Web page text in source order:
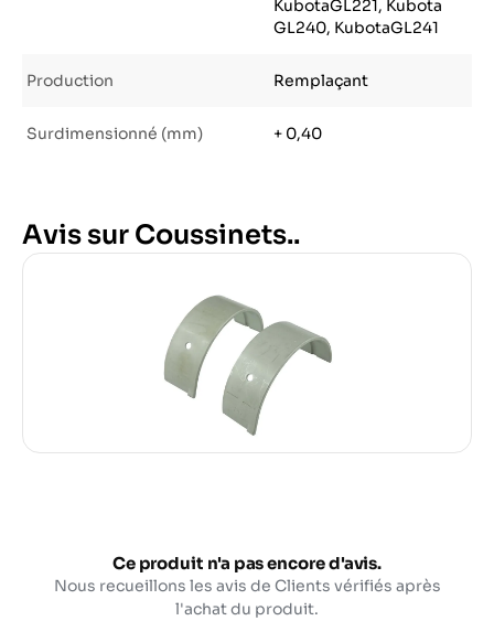
KubotaGL221, Kubota
GL240, KubotaGL241
Production Remplaçant
Surdimensionné (mm) + 0,40
Avis sur Coussinets..
Ce produit n'a pas encore d'avis.
Nous recueillons les avis de Clients vérifiés après
l'achat du produit.